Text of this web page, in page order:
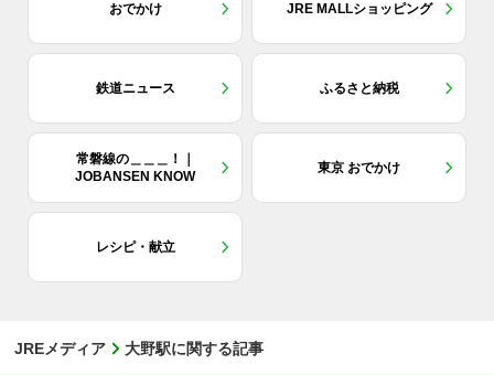
おでかけ JRE MALLショッピング
鉄道ニュース ふるさと納税
常磐線の＿＿＿！｜
JOBANSEN KNOW
東京 おでかけ
レシピ・献立
JREメディア 大野駅に関する記事